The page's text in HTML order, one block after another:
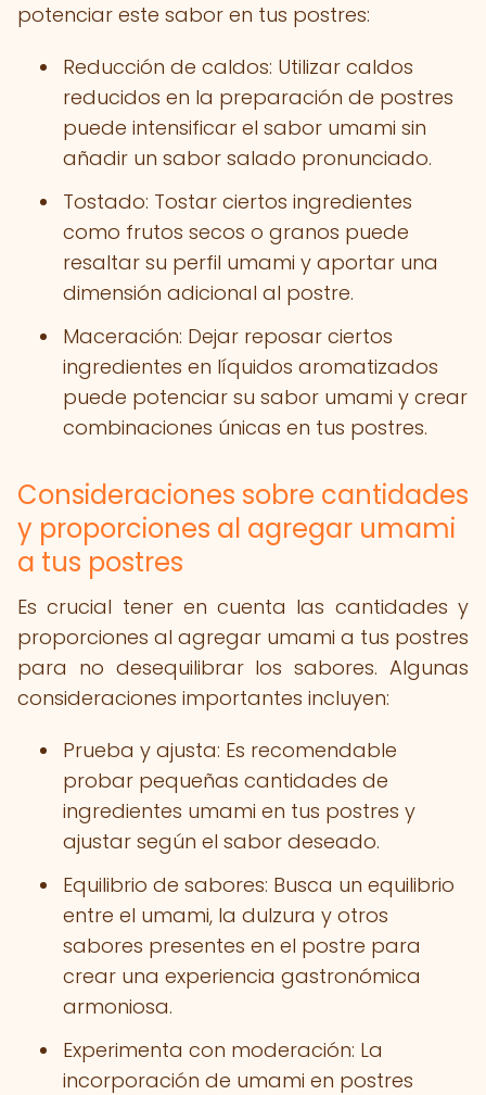
potenciar este sabor en tus postres:
Reducción de caldos: Utilizar caldos
reducidos en la preparación de postres
puede intensificar el sabor umami sin
añadir un sabor salado pronunciado.
Tostado: Tostar ciertos ingredientes
como frutos secos o granos puede
resaltar su perfil umami y aportar una
dimensión adicional al postre.
Maceración: Dejar reposar ciertos
ingredientes en líquidos aromatizados
puede potenciar su sabor umami y crear
combinaciones únicas en tus postres.
Consideraciones sobre cantidades
y proporciones al agregar umami
a tus postres
Es crucial tener en cuenta las cantidades y
proporciones al agregar umami a tus postres
para no desequilibrar los sabores. Algunas
consideraciones importantes incluyen:
Prueba y ajusta: Es recomendable
probar pequeñas cantidades de
ingredientes umami en tus postres y
ajustar según el sabor deseado.
Equilibrio de sabores: Busca un equilibrio
entre el umami, la dulzura y otros
sabores presentes en el postre para
crear una experiencia gastronómica
armoniosa.
Experimenta con moderación: La
incorporación de umami en postres